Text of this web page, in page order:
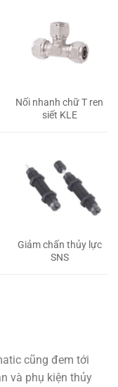
Nối nhanh chữ T ren
siết KLE
Giảm chấn thủy lực
SNS
cũng đem tới
và phụ kiện thủy